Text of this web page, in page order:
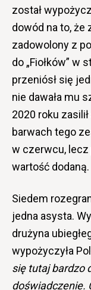
został
dowód na to, że
zadowolony z
do „Fiołków” w
przeniósł się
nie dawała mu
2020 roku
barwach tego
w czerwcu, lecz
wartość dodaną.
Siedem
jedna asysta.
drużyna
wypożyczyła
się tutaj bardzo
doświadczenie.